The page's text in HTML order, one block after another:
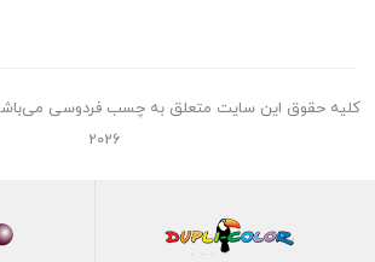
کلیه حقوق این سایت متعلق به چسب فردوسی
2026